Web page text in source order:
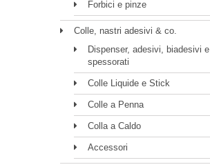
Forbici e pinze
Colle, nastri adesivi & co.
Dispenser, adesivi, biadesivi e
spessorati
Colle Liquide e Stick
Colle a Penna
Colla a Caldo
Accessori